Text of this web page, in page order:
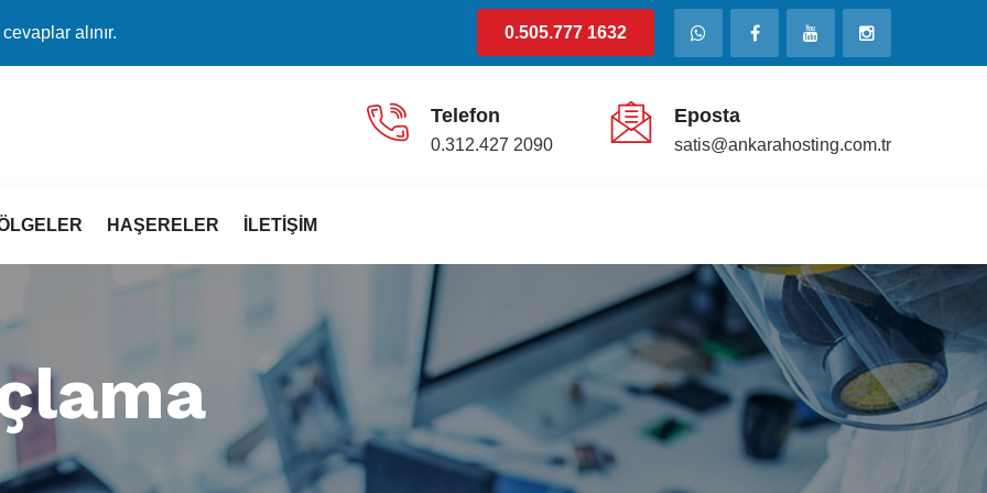
alınır. 0.505.777 1632
Telefon
0.312.427 2090
Eposta
satis@ankarahosting.com.tr
HAŞERELER İLETIŞIM